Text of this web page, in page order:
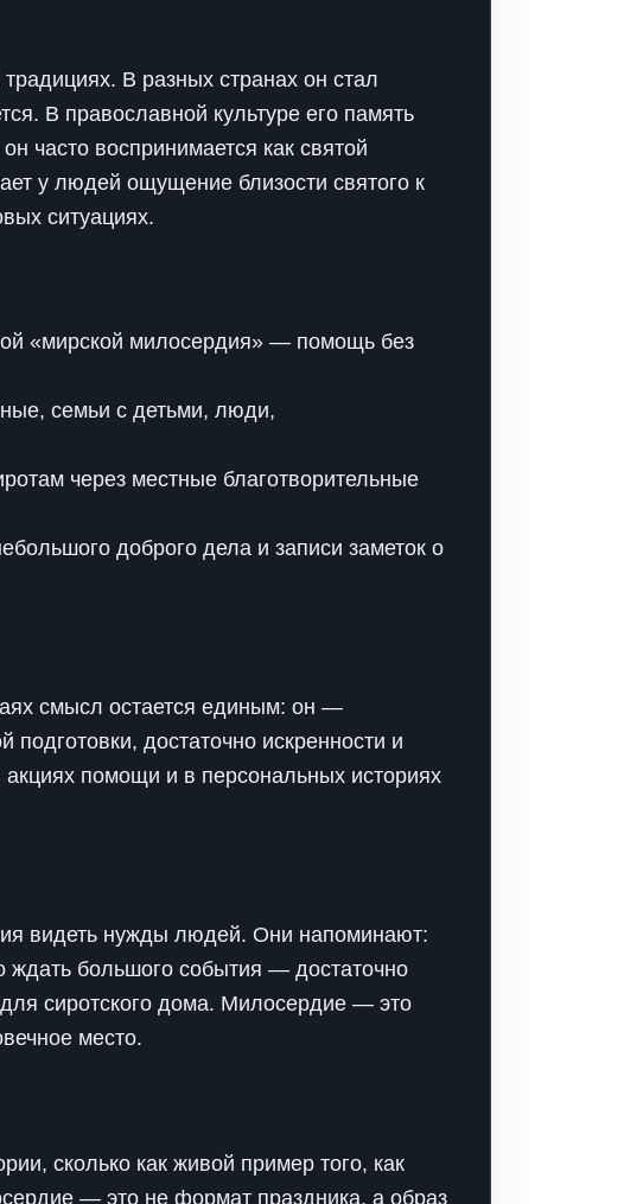
В разных странах он стал
В православной культуре его память
часто воспринимается как святой
у людей ощущение близости святого к
ситуациях.
«мирской милосердия» — помощь без
семьи с детьми, люди,
через местные благотворительные
доброго дела и записи заметок о
смысл остается единым: он —
достаточно искренности и
акциях помощи и в персональных историях
видеть нужды людей. Они напоминают:
ждать большого события — достаточно
сиротского дома. Милосердие — это
место.
сколько как живой пример того, как
— это не формат праздника, а образ